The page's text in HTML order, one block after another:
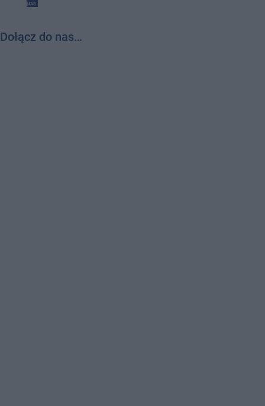
NAS
Dołącz do nas…